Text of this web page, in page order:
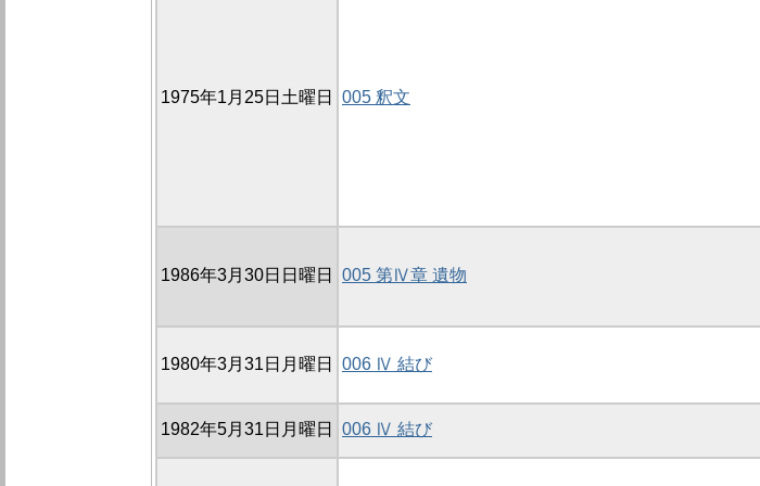
1975年1月25日土曜日 005 釈文
1986年3月30日日曜日 005 第Ⅳ章 遺物
1980年3月31日月曜日 006 Ⅳ 結び
1982年5月31日月曜日 006 Ⅳ 結び